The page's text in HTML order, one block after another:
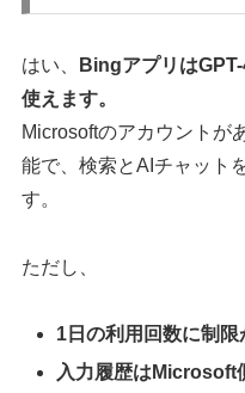
はい、
Bingアプリは
使えます。
Microsoftのアカウントが
能で、検索とAIチャット
す。
ただし、
1日の利用回数に制限
入力履歴はMicrosoft